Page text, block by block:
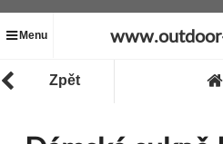
Menu
Zpět